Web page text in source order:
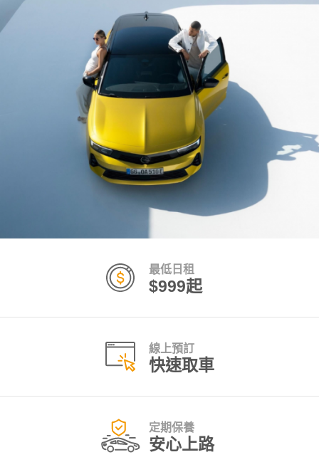
最低日租
$999起
線上預訂
快速取車
定期保養
安心上路